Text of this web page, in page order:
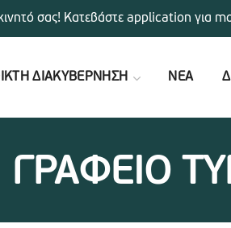
ΔΙΑΚΥΒΕΡΝΗΣΗ ΝΕΑ
ΓΡΑΦΕΙΟ
σας! Κατεβάστε application για